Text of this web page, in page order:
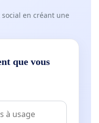
en créant une
que vous